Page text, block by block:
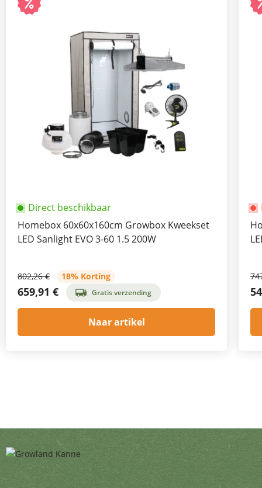
Direct beschikbaar
Homebox 60x60x160cm Growbox Kweekset
LED Sanlight EVO 3-60 1.5 200W
802,26 € 18% Korting
659,91 € Gratis verzending
Naar artikel